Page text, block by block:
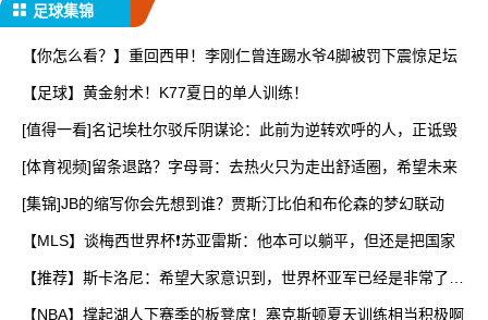
足球集锦
【你怎么看？】重回西甲！李刚仁曾连踢水爷4脚被罚下震惊足坛
【足球】黄金射术！K77夏日的单人训练！
[值得一看]名记埃杜尔驳斥阴谋论：此前为逆转欢呼的人，正诋毁
[体育视频]留条退路？字母哥：去热火只为走出舒适圈，希望未来
[集锦]JB的缩写你会先想到谁？贾斯汀比伯和布伦森的梦幻联动
【MLS】谈梅西世界杯❗苏亚雷斯：他本可以躺平，但还是把国家
【推荐】斯卡洛尼：希望大家意识到，世界杯亚军已经是非常了不
【NBA】撑起湖人下赛季的板凳席！塞克斯顿夏天训练相当积极啊